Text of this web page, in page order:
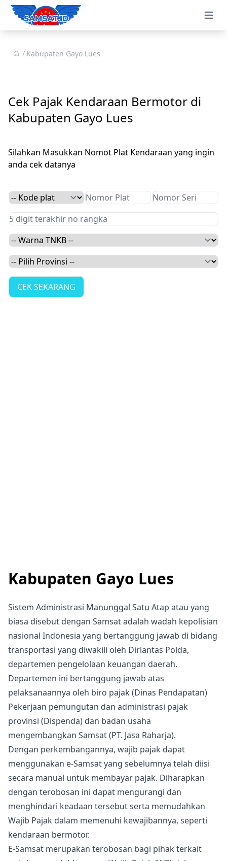
Open
Kabupaten Gayo Lues
Cek Pajak Kendaraan Bermotor di
Kabupaten Gayo Lues
Silahkan Masukkan Nomot Plat Kendaraan yang ingin
anda cek datanya
Kabupaten Gayo Lues
Sistem Administrasi Manunggal Satu Atap atau yang
biasa disebut dengan Samsat adalah wadah kepolisian
nasional Indonesia yang bertanggung jawab di bidang
transportasi yang diwakili oleh Dirlantas Polda,
departemen pengelolaan keuangan daerah.
Departemen ini bertanggung jawab atas
pelaksanaannya oleh biro pajak (Dinas Pendapatan)
Pekerjaan pemungutan dan administrasi pajak
provinsi (Dispenda) dan badan usaha
mengembangkan Samsat (PT. Jasa Raharja).
Dengan perkembangannya, wajib pajak dapat
menggunakan e-Samsat yang sebelumnya telah diisi
secara manual untuk membayar pajak. Diharapkan
dengan terobosan ini dapat mengurangi dan
menghindari keadaan tersebut serta memudahkan
Wajib Pajak dalam memenuhi kewajibannya, seperti
kendaraan bermotor.
E-Samsat merupakan terobosan bagi pihak terkait